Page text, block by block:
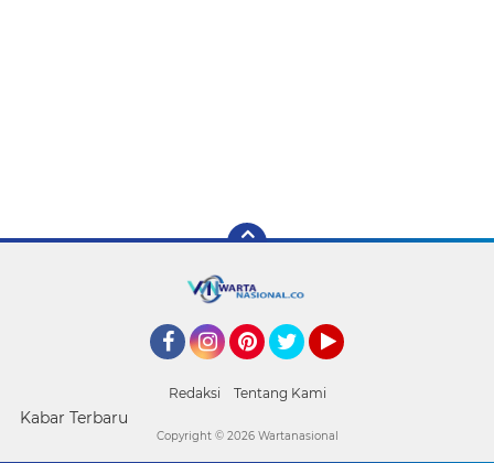
Redaksi Tentang Kami
Kabar Terbaru
Copyright © 2026 Wartanasional